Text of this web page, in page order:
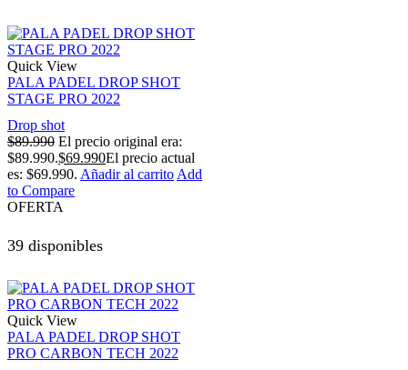
Quick View
PALA PADEL DROP SHOT
STAGE PRO 2022
Drop shot
$89.990 El precio original era:
$89.990.$69.990El precio actual
es: $69.990. Añadir al carritoAdd
to Compare
OFERTA
39 disponibles
Quick View
PALA PADEL DROP SHOT
PRO CARBON TECH 2022